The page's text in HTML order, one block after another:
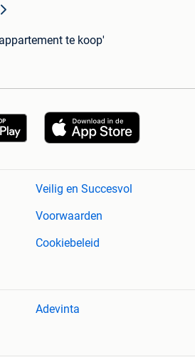
te koop'
Veilig en Succesvol
Voorwaarden
Cookiebeleid
Adevinta